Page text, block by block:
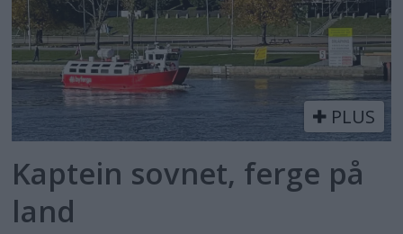
PLUS
Kaptein sovnet, ferge på
land